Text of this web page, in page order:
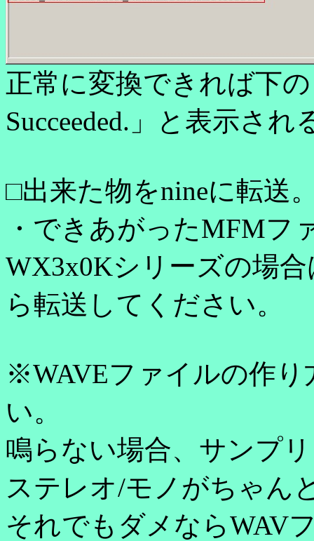
正常に変換できれば下
Succeeded.」と表示され
□出来た物をnineに転送
・できあがったMFMフ
WX3x0Kシリーズの場
ら転送してください。
※WAVEファイルの作
い。
鳴らない場合、サンプ
ステレオ/モノがちゃん
それでもダメならWAV